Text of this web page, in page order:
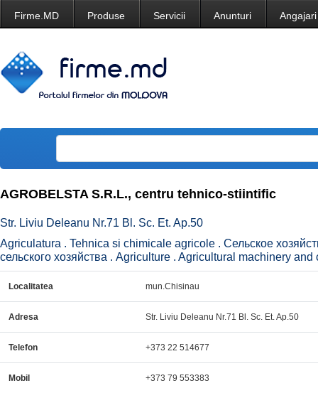
Firme.MD Produse Servicii Anunturi Angajari
AGROBELSTA S.R.L., centru tehnico-stiintific
Str. Liviu Deleanu Nr.71 Bl. Sc. Et. Ap.50
Agriculatura . Tehnica si chimicale agricole . Сельское
сельского хозяйства . Agriculture . Agricultural machinery and
Localitatea mun.Chisinau
Adresa Str. Liviu Deleanu Nr.71 Bl. Sc. Et. Ap.50
Telefon +373 22 514677
Mobil +373 79 553383